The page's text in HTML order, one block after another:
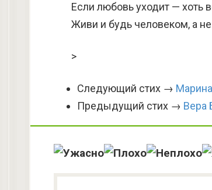
Если любовь уходит — хоть
Живи и будь человеком, а
>
Следующий стих →
Предыдущий стих → Вера